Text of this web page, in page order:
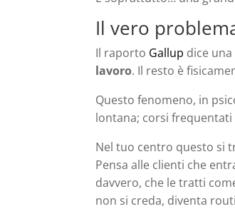
Il vero
Il raporto Gallup dice
lavoro. Il resto è
Questo fenomeno, in
lontana; corsi
Nel tuo centro questo si
Pensa alle clienti che
davvero, che le tratti
non si creda, diventa